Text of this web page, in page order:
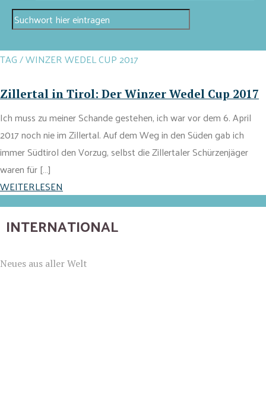
TAG / WINZER WEDEL CUP 2017
Zillertal in Tirol: Der Winzer Wedel Cup 2017
Ich muss zu meiner Schande gestehen, ich war vor dem 6. April
2017 noch nie im Zillertal. Auf dem Weg in den Süden gab ich
immer Südtirol den Vorzug, selbst die Zillertaler Schürzenjäger
waren für […]
WEITERLESEN
INTERNATIONAL
Neues aus aller Welt